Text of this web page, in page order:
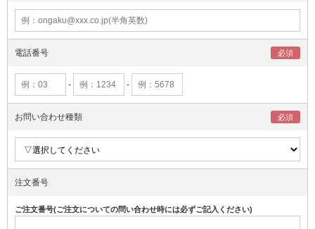
電話番号
- -
お問い合わせ種類
注文番号
ご注文番号(ご注文についての問い合わせ時には必ずご記入ください)